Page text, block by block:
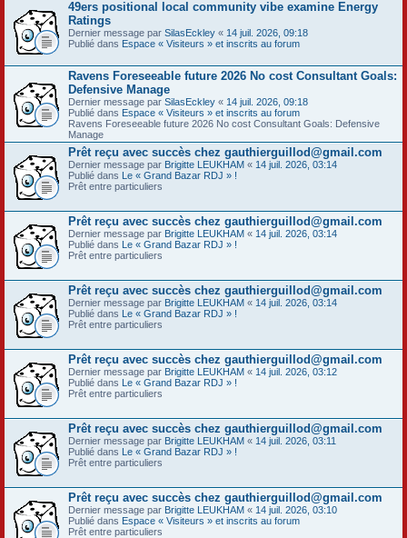
49ers positional local community vibe examine Energy
Ratings
Dernier message par SilasEckley « 14 juil. 2026, 09:18
Publié dans Espace « Visiteurs » et inscrits au forum
Ravens Foreseeable future 2026 No cost Consultant Goals:
Defensive Manage
Dernier message par SilasEckley « 14 juil. 2026, 09:18
Publié dans Espace « Visiteurs » et inscrits au forum
Ravens Foreseeable future 2026 No cost Consultant Goals: Defensive
Manage
Prêt reçu avec succès chez gauthierguillod@gmail.com
Dernier message par Brigitte LEUKHAM « 14 juil. 2026, 03:14
Publié dans Le « Grand Bazar RDJ » !
Prêt entre particuliers
Prêt reçu avec succès chez gauthierguillod@gmail.com
Dernier message par Brigitte LEUKHAM « 14 juil. 2026, 03:14
Publié dans Le « Grand Bazar RDJ » !
Prêt entre particuliers
Prêt reçu avec succès chez gauthierguillod@gmail.com
Dernier message par Brigitte LEUKHAM « 14 juil. 2026, 03:14
Publié dans Le « Grand Bazar RDJ » !
Prêt entre particuliers
Prêt reçu avec succès chez gauthierguillod@gmail.com
Dernier message par Brigitte LEUKHAM « 14 juil. 2026, 03:12
Publié dans Le « Grand Bazar RDJ » !
Prêt entre particuliers
Prêt reçu avec succès chez gauthierguillod@gmail.com
Dernier message par Brigitte LEUKHAM « 14 juil. 2026, 03:11
Publié dans Le « Grand Bazar RDJ » !
Prêt entre particuliers
Prêt reçu avec succès chez gauthierguillod@gmail.com
Dernier message par Brigitte LEUKHAM « 14 juil. 2026, 03:10
Publié dans Espace « Visiteurs » et inscrits au forum
Prêt entre particuliers